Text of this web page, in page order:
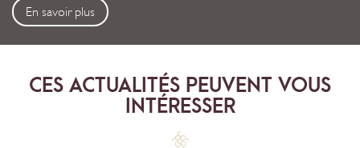
En savoir plus
CES ACTUALITÉS PEUVENT VOUS
INTÉRESSER